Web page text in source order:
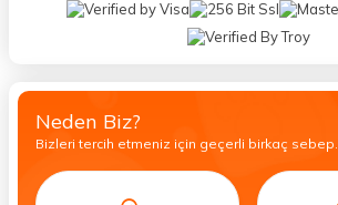
Neden Biz?
Bizleri tercih etmeniz için geçerli birkaç sebep.